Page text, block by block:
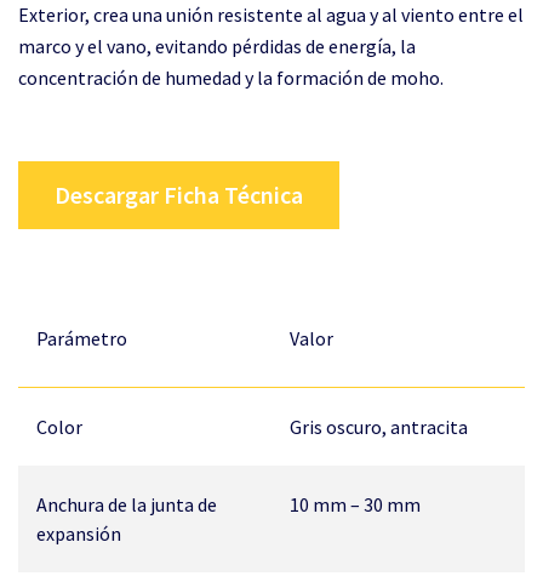
Exterior, crea una unión resistente al agua y al viento entre el
marco y el vano, evitando pérdidas de energía, la
concentración de humedad y la formación de moho.
Descargar Ficha Técnica
Parámetro Valor
Color Gris oscuro, antracita
Anchura de la junta de
expansión
10 mm – 30 mm